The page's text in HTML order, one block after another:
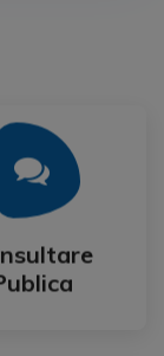
Publica
Mai Mult